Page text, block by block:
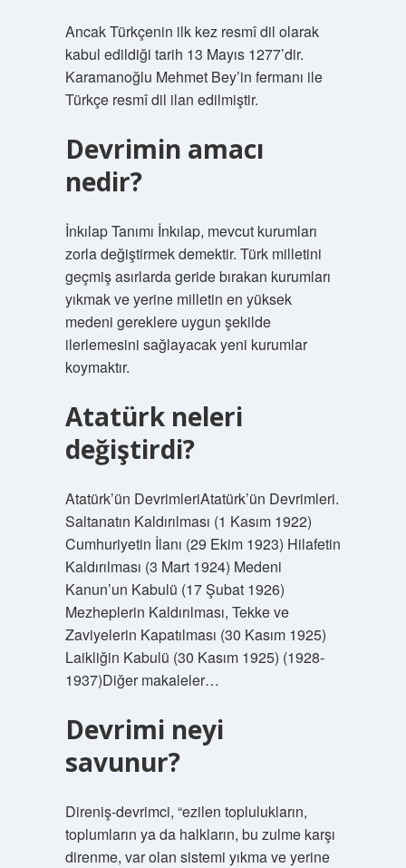
Ancak Türkçenin ilk kez resmî dil olarak
kabul edildiği tarih 13 Mayıs 1277’dir.
Karamanoğlu Mehmet Bey’in fermanı ile
Türkçe resmî dil ilan edilmiştir.
Devrimin amacı
nedir?
İnkılap Tanımı İnkılap, mevcut kurumları
zorla değiştirmek demektir. Türk milletini
geçmiş asırlarda geride bırakan kurumları
yıkmak ve yerine milletin en yüksek
medeni gereklere uygun şekilde
ilerlemesini sağlayacak yeni kurumlar
koymaktır.
Atatürk neleri
değiştirdi?
Atatürk’ün DevrimleriAtatürk’ün Devrimleri.
Saltanatın Kaldırılması (1 Kasım 1922)
Cumhuriyetin İlanı (29 Ekim 1923) Hilafetin
Kaldırılması (3 Mart 1924) Medeni
Kanun’un Kabulü (17 Şubat 1926)
Mezheplerin Kaldırılması, Tekke ve
Zaviyelerin Kapatılması (30 Kasım 1925)
Laikliğin Kabulü (30 Kasım 1925) (1928-
1937)Diğer makaleler…
Devrimi neyi
savunur?
Direniş-devrimci, “ezilen toplulukların,
toplumların ya da halkların, bu zulme karşı
direnme, var olan sistemi yıkma ve yerine